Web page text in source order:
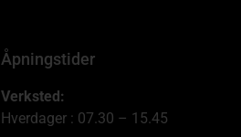
Åpningstider
Verksted:
Hverdager : 07.30 – 15.45